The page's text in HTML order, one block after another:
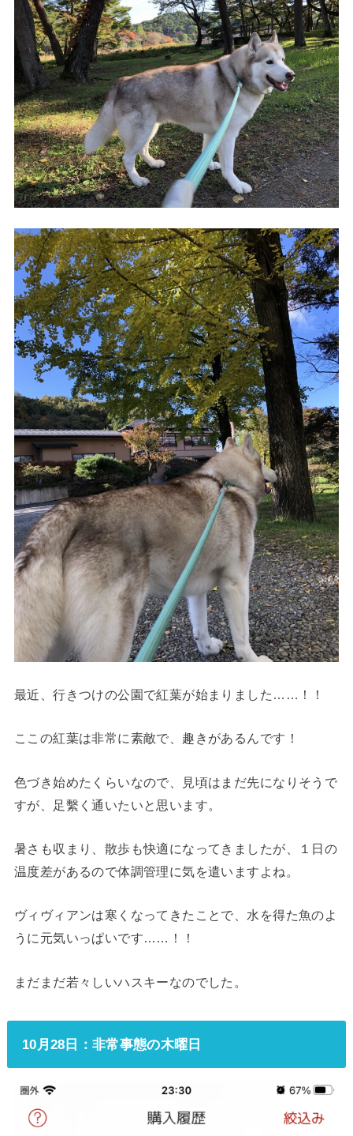
最近、行きつけの公園で紅葉が始まりました……！！
ここの紅葉は非常に素敵で、趣きがあるんです！
色づき始めたくらいなので、見頃はまだ先になりそうで
すが、足繫く通いたいと思います。
暑さも収まり、散歩も快適になってきましたが、１日の
温度差があるので体調管理に気を遣いますよね。
ヴィヴィアンは寒くなってきたことで、水を得た魚のよ
うに元気いっぱいです……！！
まだまだ若々しいハスキーなのでした。
10月28日：非常事態の木曜日